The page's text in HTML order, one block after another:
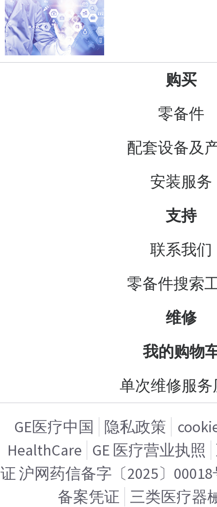
购买
零备件
配套设备及
安装服务
支持
联系我们
零备件搜索
维修
我的购物
单次维修服务
GE医疗中国 隐私政策
HealthCare GE 医疗营业执照
证 沪网药信备字〔2025〕
备案凭证 三类医疗器